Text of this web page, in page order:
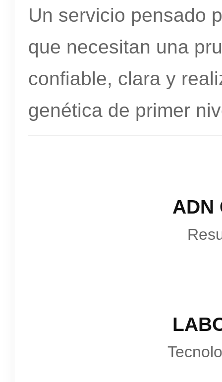
Un servicio pensado
que necesitan una
confiable, clara y
genética de primer
ADN